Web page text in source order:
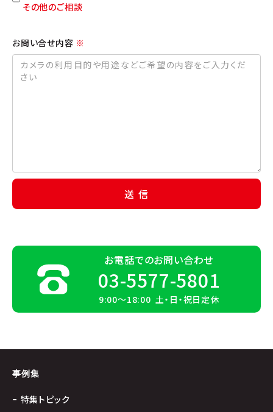
その他のご相談
お問い合せ内容 ※
お電話でのお問い合わせ
03-5577-5801
9:00〜18:00 土・日・祝日定休
事例集
− 特集トピック